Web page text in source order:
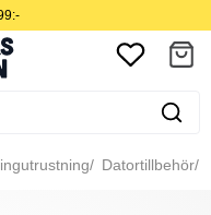
Datortillbehör